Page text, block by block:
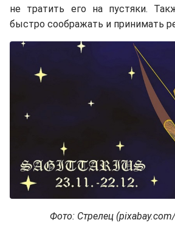
не тратить его на пустяки.
быстро соображать и принимать
Фото: Стрелец